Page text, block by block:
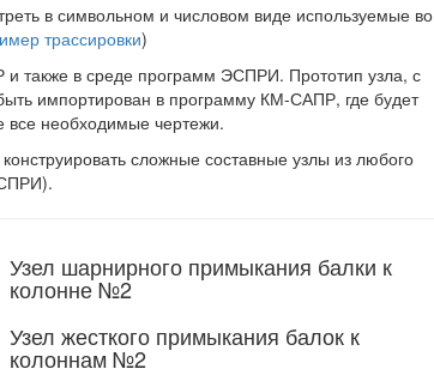
в символьном и числовом виде используемые во
трассировки)
также в среде программ ЭСПРИ. Прототип узла, с
импортирован в программу КМ-САПР, где будет
все необходимые чертежи.
сложные составные узлы из любого
Узел шарнирного примыкания балки к
колонне №2
Узел жесткого примыкания балок к
колоннам №2